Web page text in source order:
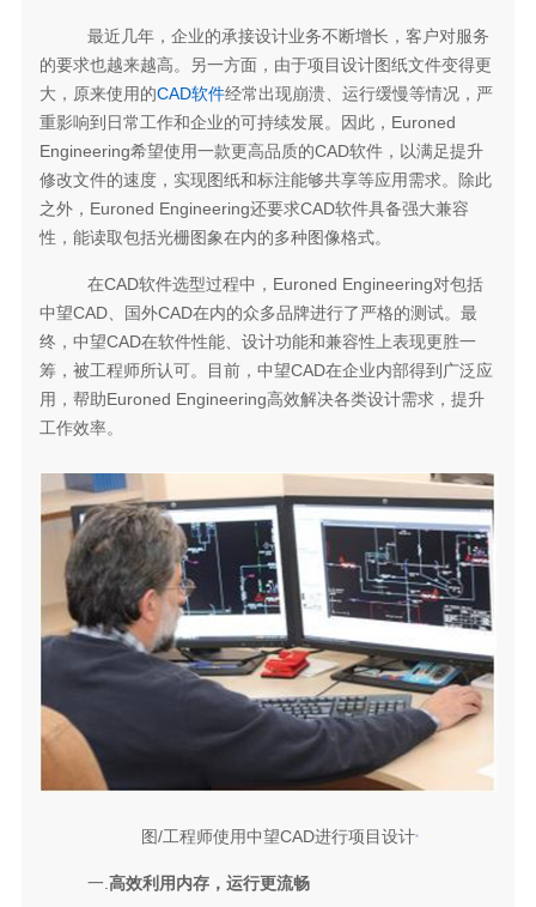
最近几年，企业的承接设计业务不断增长，客户对服务
的要求也越来越高。另一方面，由于项目设计图纸文件变得更
大，原来使用的CAD软件经常出现崩溃、运行缓慢等情况，严
重影响到日常工作和企业的可持续发展。因此，Euroned
Engineering希望使用一款更高品质的CAD软件，以满足提升
修改文件的速度，实现图纸和标注能够共享等应用需求。除此
之外，Euroned Engineering还要求CAD软件具备强大兼容
性，能读取包括光栅图象在内的多种图像格式。
在CAD软件选型过程中，Euroned Engineering对包括
中望CAD、国外CAD在内的众多品牌进行了严格的测试。最
终，中望CAD在软件性能、设计功能和兼容性上表现更胜一
筹，被工程师所认可。目前，中望CAD在企业内部得到广泛应
用，帮助Euroned Engineering高效解决各类设计需求，提升
工作效率。
图/工程师使用中望CAD进行项目设计
一. 高效利用内存，运行更流畅